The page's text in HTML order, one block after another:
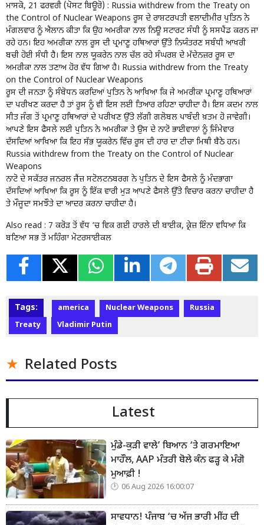
ਮਾਸਕੋ, 21 ਫਰਵਰੀ (ਪੋਸਟ ਬਿਊਰੋ) : Russia withdrew from the Treaty on
the Control of Nuclear Weapons ਰੂਸ ਦੇ ਰਾਸ਼ਟਰਪਤੀ ਵਲਾਦੀਮੀਰ ਪੁਤਿਨ ਨੇ
ਮੰਗਲਵਾਰ ਨੂੰ ਐਲਾਨ ਕੀਤਾ ਕਿ ਉਹ ਅਮਰੀਕਾ ਨਾਲ ਨਿਊ ਸਟਾਰਟ ਸੰਧੀ ਨੂੰ ਸਸਪੈਂਡ ਕਰਨ ਜਾ
ਰਹੇ ਹਨ। ਇਹ ਅਮਰੀਕਾ ਨਾਲ ਰੂਸ ਦੀ ਪ੍ਰਮਾਣੂ ਹਥਿਆਰਾਂ ਉੱਤੇ ਨਿਯੰਤਰਣ ਸਬੰਧੀ ਆਖਰੀ
ਬਚੀ ਹੋਈ ਸੰਧੀ ਹੈ। ਇਸ ਨਾਲ ਯੂਕਰੇਨ ਨਾਲ ਚੱਲ ਰਹੇ ਸੰਘਰਸ਼ ਦੇ ਮੱਦੇਨਜ਼ਰ ਰੂਸ ਦਾ
ਅਮਰੀਕਾ ਨਾਲ ਤਣਾਅ ਹੋਰ ਵੱਧ ਗਿਆ ਹੈ। Russia withdrew from the Treaty
on the Control of Nuclear Weapons
ਰੂਸ ਦੀ ਜਨਤਾ ਨੂੰ ਸੰਬੋਧਨ ਕਰਦਿਆਂ ਪੁਤਿਨ ਨੇ ਆਖਿਆ ਕਿ ਜੇ ਅਮਰੀਕਾ ਪ੍ਰਮਾਣੂ ਹਥਿਆਰਾਂ
ਦਾ ਪਰੀਖਣ ਕਰਦਾ ਹੈ ਤਾਂ ਰੂਸ ਨੂੰ ਵੀ ਇਸ ਲਈ ਤਿਆਰ ਰਹਿਣਾ ਚਾਹੀਦਾ ਹੈ। ਇਸ ਕਦਮ ਨਾਲ
ਸੀਤ ਜੰਗ ਤੋਂ ਪ੍ਰਮਾਣੂ ਹਥਿਆਰਾਂ ਦੇ ਪਰੀਖਣ ਉੱਤੇ ਲੱਗੀ ਗਲੋਬਲ ਪਾਬੰਦੀ ਖ਼ਤਮ ਹੋ ਜਾਵੇਗੀ।
ਆਪਣੇ ਇਸ ਫੈਸਲੇ ਲਈ ਪੁਤਿਨ ਨੇ ਅਮਰੀਕਾ ਤੇ ਉਸ ਦੇ ਨਾਟੋ ਭਾਈਵਾਲਾਂ ਨੂੰ ਜਿ਼ੰਮੇਵਾਰ
ਦੱਸਦਿਆਂ ਆਖਿਆ ਕਿ ਇਹ ਸੱਭ ਯੂਕਰੇਨ ਵਿੱਚ ਰੂਸ ਦੀ ਹਾਰ ਦਾ ਟੀਚਾ ਮਿਥੀ ਬੈਠੇ ਹਨ।
Russia withdrew from the Treaty on the Control of Nuclear
Weapons
ਨਾਟੋ ਦੇ ਸਕੱਤਰ ਜਨਰਲ ਜੈਂਜ਼ ਸਟੋਲਟਨਬਰਗ ਨੇ ਪੁਤਿਨ ਦੇ ਇਸ ਫੈਸਲੇ ਨੂੰ ਮੰਦਭਾਗਾ
ਦੱਸਦਿਆਂ ਆਖਿਆ ਕਿ ਰੂਸ ਨੂੰ ਇੱਕ ਵਾਰੀ ਮੁੜ ਆਪਣੇ ਫੈਸਲੇ ਉੱਤੇ ਵਿਚਾਰ ਕਰਨਾ ਚਾਹੀਦਾ ਹੈ
ਤੇ ਮੌਜੂਦਾ ਸਮਝੌਤੇ ਦਾ ਆਦਰ ਕਰਨਾ ਚਾਹੀਦਾ ਹੈ।
Also read : 7 ਕਰੋੜ ਤੋਂ ਵੱਧ ‘ਚ ਵਿਕ ਗਈ ਹਾਰਲੇ ਦੀ ਬਾਈਕ, ਕ੍ਰੇਜ਼ ਇੰਨਾ ਵਧਿਆ ਕਿ
ਬਣਿਆ ਸਭ ਤੋਂ ਮਹਿੰਗਾ ਮੋਟਰਸਾਈਕਲ
Tags: america Nuclear Weapons
Russia
Treaty
Vladimir Putin
Related Posts
Latest
ਮੁੰਡੇ-ਕੁੜੀ ਵਾਲੇ’ ਬਿਆਨ ‘ਤੇ ਗਰਮਾਇਆ
ਮਾਹੌਲ, AAP ਮੰਤਰੀ ਬੋਲੇ ਕੰਨ ਫੜ੍ਹ ਕੇ ਮੰਗੋ
ਮੁਆਫ਼ੀ !
06 Aug 2026 16:00:07
ਸਾਵਧਾਨ! ਪੰਜਾਬ ‘ਚ ਅੱਜ ਭਾਰੀ ਮੀਂਹ ਦੀ